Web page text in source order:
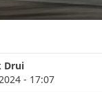
Drui
- 17:07